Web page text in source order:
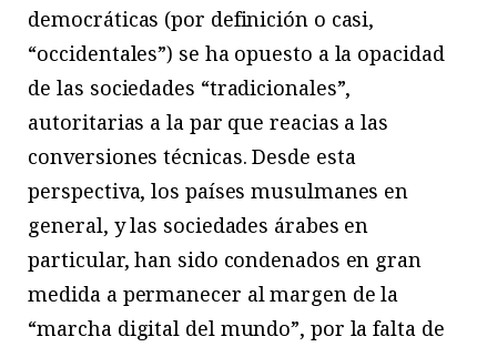
democráticas (por definición o casi,
“occidentales”) se ha opuesto a la opacidad
de las sociedades “tradicionales”,
autoritarias a la par que reacias a las
conversiones técnicas. Desde esta
perspectiva, los países musulmanes en
general, y las sociedades árabes en
particular, han sido condenados en gran
medida a permanecer al margen de la
“marcha digital del mundo”, por la falta de